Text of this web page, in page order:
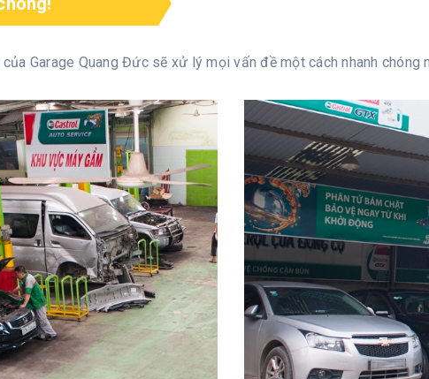
Garage Quang Đức sẽ xử lý mọi vấn đề một cách nhanh chóng